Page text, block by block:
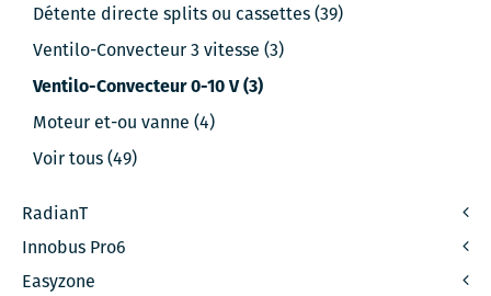
Détente directe splits ou cassettes (39)
Ventilo-Convecteur 3 vitesse (3)
Ventilo-Convecteur 0-10 V (3)
Moteur et-ou vanne (4)
Voir tous (49)
RadianT
Innobus Pro6
Easyzone